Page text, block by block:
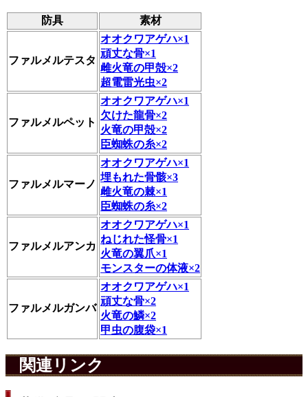
防具 素材
ファルメルテスタ
オオクワアゲハ×1
頑丈な骨×1
雌火竜の甲殻×2
超電雷光虫×2
ファルメルペット
オオクワアゲハ×1
欠けた龍骨×2
火竜の甲殻×2
臣蜘蛛の糸×2
ファルメルマーノ
オオクワアゲハ×1
埋もれた骨骸×3
雌火竜の棘×1
臣蜘蛛の糸×2
ファルメルアンカ
オオクワアゲハ×1
ねじれた怪骨×1
火竜の翼爪×1
モンスターの体液×2
ファルメルガンバ
オオクワアゲハ×1
頑丈な骨×2
火竜の鱗×2
甲虫の腹袋×1
関連リンク